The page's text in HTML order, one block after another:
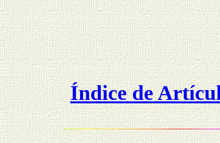
Índice de